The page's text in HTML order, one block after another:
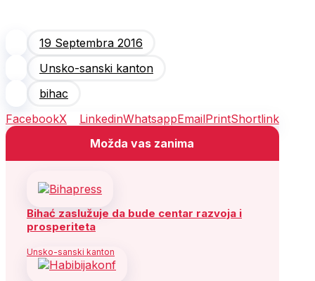
19 Septembra 2016
Unsko-sanski kanton
bihac
FacebookX LinkedinWhatsappEmailPrintShortlink
Možda vas zanima
Bihać zaslužuje da bude centar razvoja i
prosperiteta
Unsko-sanski kanton